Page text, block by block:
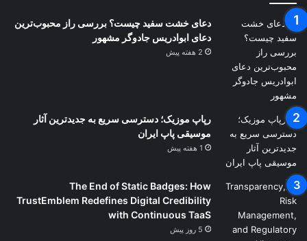
رسوب کرده یا به مجموعه‌های فرهنگی و هنری
دیگر مهاجرت کرده‌اند.
دعای خشت سفید چیست؟ بررسی راز محبوب‌ترین
دعای ابوادریس جادوگر مشهور
2 هفته پیش
رپاپ موزیک؛ دسترسی سریع به جدیدترین آثار
موسیقی پاپ ایران
1 هفته پیش
The End of Static Badges: How
TrustEmblem Redefines Digital Credibility
with Continuous TaaS
5 روز پیش